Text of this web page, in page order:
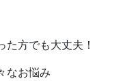
方でも大丈夫！
なお悩み